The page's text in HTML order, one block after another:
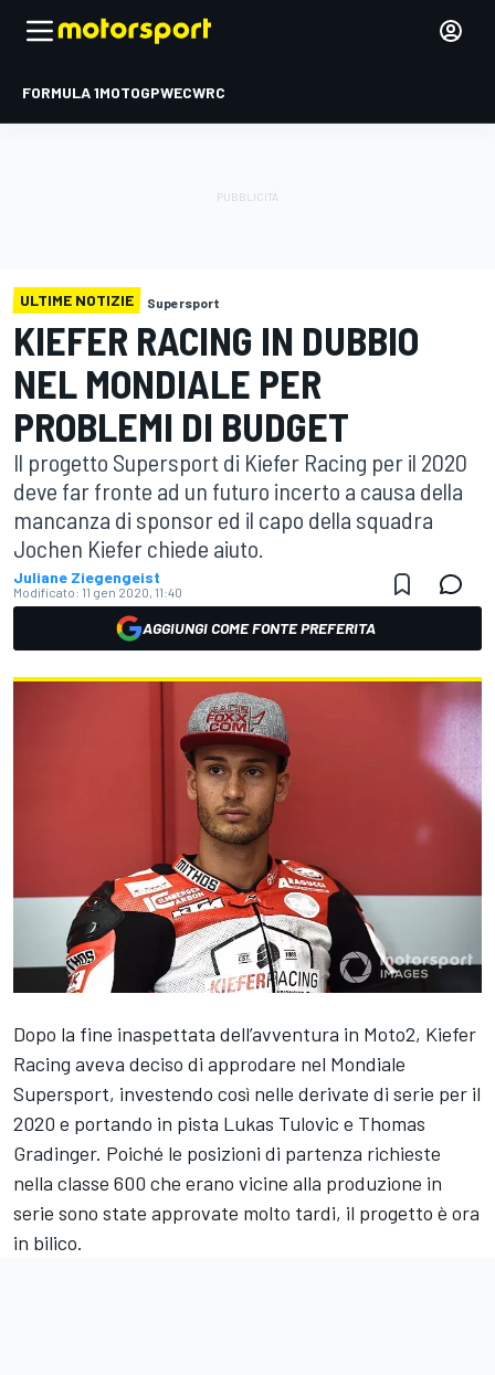
FORMULA 1MOTOGPWECWRC
ULTIME NOTIZIE Supersport
KIEFER RACING IN DUBBIO
NEL MONDIALE PER
PROBLEMI DI BUDGET
Il progetto Supersport di Kiefer Racing per il 2020
deve far fronte ad un futuro incerto a causa della
mancanza di sponsor ed il capo della squadra
Jochen Kiefer chiede aiuto.
Juliane Ziegengeist
Modificato: 11 gen 2020, 11:40
AGGIUNGI COME FONTE PREFERITA
Dopo la fine inaspettata dell’avventura in Moto2, Kiefer
Racing aveva deciso di approdare nel Mondiale
Supersport, investendo così nelle derivate di serie per il
2020 e portando in pista Lukas Tulovic e Thomas
Gradinger. Poiché le posizioni di partenza richieste
nella classe 600 che erano vicine alla produzione in
serie sono state approvate molto tardi, il progetto è ora
in bilico.